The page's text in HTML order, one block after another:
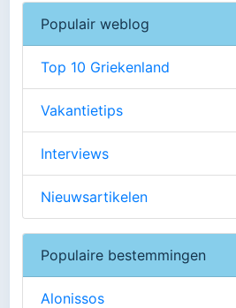
Populair weblog
Top 10 Griekenland
Vakantietips
Interviews
Nieuwsartikelen
Populaire bestemmingen
Alonissos